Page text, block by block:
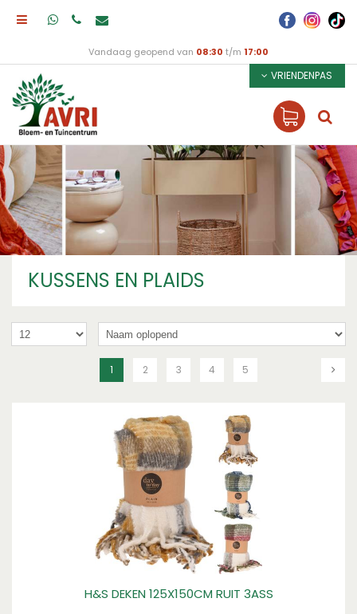
Vandaag geopend van 08:30 t/m 17:00
VRIENDENPAS
KUSSENS EN PLAIDS
1 2 3 4 5
H&S DEKEN 125X150CM RUIT 3ASS